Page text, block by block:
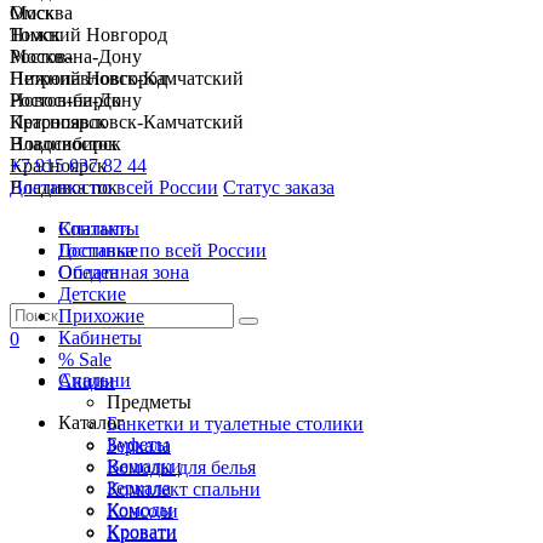
Москва
Нижний Новгород
Ростов-на-Дону
Петропавловск-Камчатский
Новосибирск
Красноярск
Владивосток
+7 915 037 82 44
Доставка по всей России Статус заказа
Спальни
Гостиные
Обеденная зона
Детские
Прихожие
Кабинеты
% Sale
Акции
Каталог
Буфеты
Вешалки
Зеркала
Комоды
Кровати
Омск
Томск
Москва
Нижний Новгород
Ростов-на-Дону
Петропавловск-Камчатский
Новосибирск
Красноярск
Владивосток
Контакты
Доставка по всей России
Оплата
0
Спальни
Предметы
Банкетки и туалетные столики
Зеркала
Комоды для белья
Комплект спальни
Консоли
Кровати